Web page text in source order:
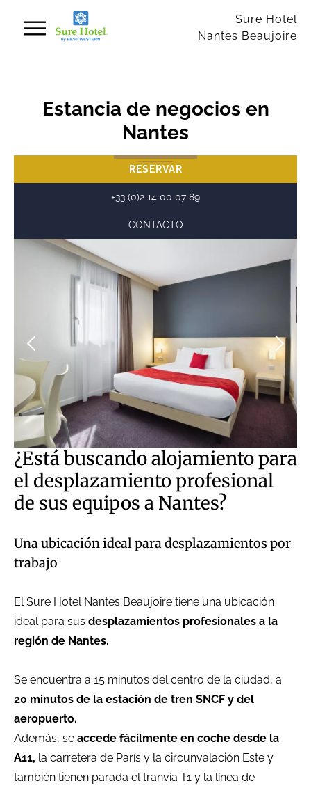
Sure Hotel
Nantes Beaujoire
Estancia de negocios en
Nantes
RESERVAR
+33 (0)2 14 00 07 89
CONTACTO
¿Está buscando alojamiento para
el desplazamiento profesional
de sus equipos a Nantes?
Una ubicación ideal para desplazamientos por
trabajo
El Sure Hotel Nantes Beaujoire tiene una ubicación
ideal para sus desplazamientos profesionales a la
región de Nantes.
Se encuentra a 15 minutos del centro de la ciudad, a
20 minutos de la estación de tren SNCF y del
aeropuerto.
Además, se accede fácilmente en coche desde la
A11, la carretera de París y la circunvalación Este y
también tienen parada el tranvía T1 y la línea de